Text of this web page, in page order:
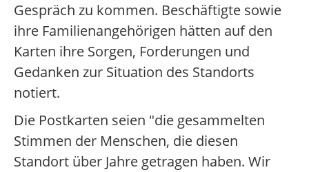
Gespräch zu kommen. Beschäftigte sowie
ihre Familienangehörigen hätten auf den
Karten ihre Sorgen, Forderungen und
Gedanken zur Situation des Standorts
notiert.
Die Postkarten seien "die gesammelten
Stimmen der Menschen, die diesen
Standort über Jahre getragen haben. Wir